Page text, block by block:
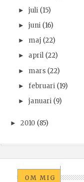
► juli (15)
► juni (16)
► maj (22)
► april (22)
► mars (22)
► februari (19)
► januari (9)
► 2010 (85)
OM MIG